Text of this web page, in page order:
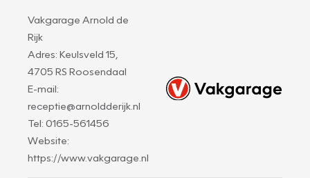
Vakgarage Arnold de
Rijk
Adres: Keulsveld 15,
4705 RS Roosendaal
E-mail:
receptie@arnoldderijk.nl
Tel: 0165-561456
Website:
https://www.vakgarage.nl